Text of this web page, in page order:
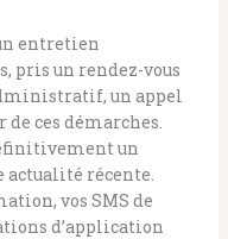
entretien
pris un rendez-vous
un appel
ces démarches.
un
récente.
vos SMS de
d’application